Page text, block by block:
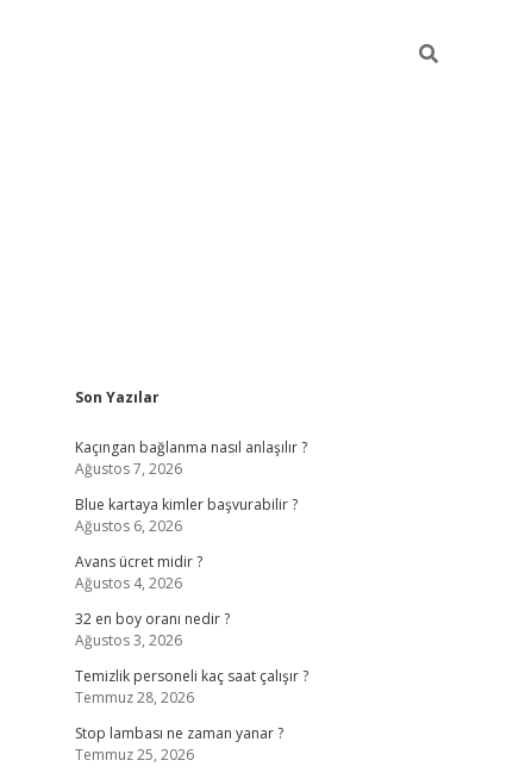
Sidebar
Son Yazılar
Kaçıngan bağlanma nasıl anlaşılır ?
Ağustos 7, 2026
Blue kartaya kimler başvurabilir ?
Ağustos 6, 2026
Avans ücret midir ?
Ağustos 4, 2026
32 en boy oranı nedir ?
Ağustos 3, 2026
Temizlik personeli kaç saat çalışır ?
Temmuz 28, 2026
Stop lambası ne zaman yanar ?
Temmuz 25, 2026